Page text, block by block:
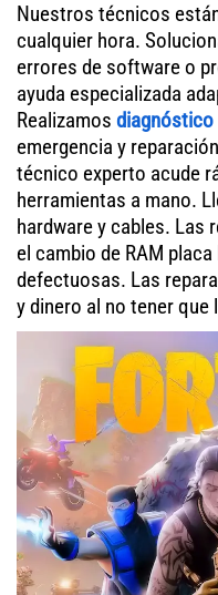
Nuestros técnicos
cualquier hora.
errores de software o
ayuda especializada
Realizamos
emergencia y
técnico experto acude
herramientas a mano.
hardware y cables. Las
el cambio de RAM
defectuosas. Las
y dinero al no tener que